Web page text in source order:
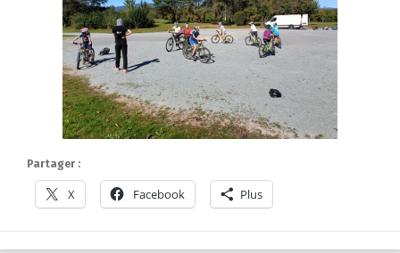
Partager :
X Facebook Plus